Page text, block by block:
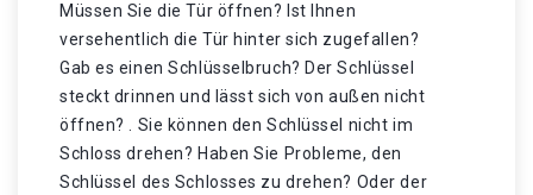
Müssen Sie die Tür öffnen? Ist Ihnen
versehentlich die Tür hinter sich zugefallen?
Gab es einen Schlüsselbruch? Der Schlüssel
steckt drinnen und lässt sich von außen nicht
öffnen? . Sie können den Schlüssel nicht im
Schloss drehen? Haben Sie Probleme, den
Schlüssel des Schlosses zu drehen? Oder der